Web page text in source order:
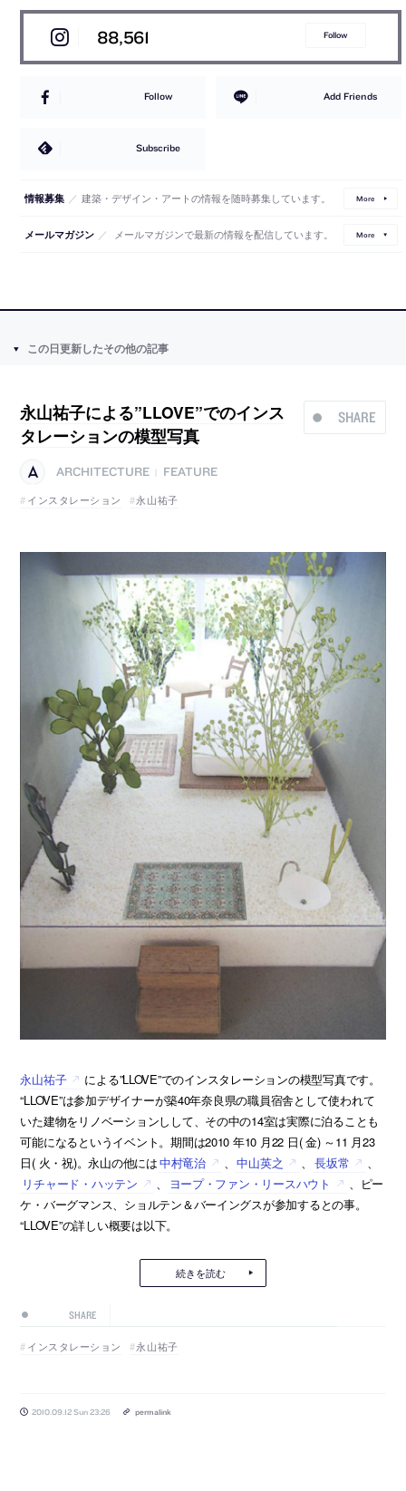
88,561 Follow
Follow Add Friends
Subscribe
情報募集 ／ 建築・デザイン・アートの情報を随時募集しています。 More
メールマガジン ／ メールマガジンで最新の情報を配信しています。 More
この日更新したその他の記事
SHARE
永山祐子による”LLOVE”でのインス
タレーションの模型写真
ARCHITECTURE
FEATURE
インスタレーション
永山祐子
永山祐子
による”LLOVE”でのインスタレーションの模型写真です。
“LLOVE”は参加デザイナーが築40年奈良県の職員宿舎として使われて
いた建物をリノベーションしして、その中の14室は実際に泊ることも
可能になるというイベント。期間は2010 年10 月22 日( 金) ～11 月23
日( 火・祝)。永山の他には中村竜治 中山英之 長坂常
リチャード・ハッテン
ヨープ・ファン・リースハウト
、ピー
ケ・バーグマンス、ショルテン＆バーイングスが参加するとの事。
“LLOVE”の詳しい概要は以下。
続きを読む
SHARE
インスタレーション 永山祐子
2010.09.12 Sun 23:26 permalink